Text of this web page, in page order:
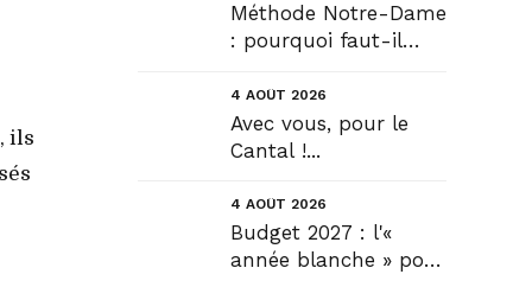
ils
Méthode Notre-Dame
: pourquoi faut-il
construire !? Allons
plus loin !...
4 AOÛT 2026
Avec vous, pour le
Cantal !...
4 AOÛT 2026
Budget 2027 : l'«
année blanche » pour